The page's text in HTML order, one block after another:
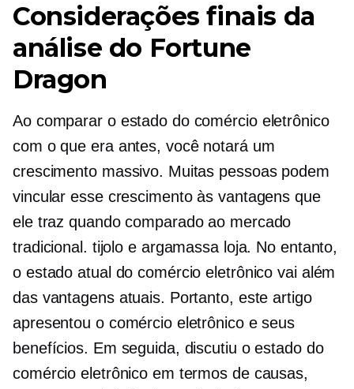
Considerações finais da
análise do Fortune
Dragon
Ao comparar o estado do comércio eletrônico
com o que era antes, você notará um
crescimento massivo. Muitas pessoas podem
vincular esse crescimento às vantagens que
ele traz quando comparado ao mercado
tradicional. tijolo e argamassaloja. No entanto,
o estado atual do comércio eletrônico vai além
das vantagens atuais. Portanto, este artigo
apresentou o comércio eletrônico e seus
benefícios. Em seguida, discutiu o estado do
comércio eletrônico em termos de causas,